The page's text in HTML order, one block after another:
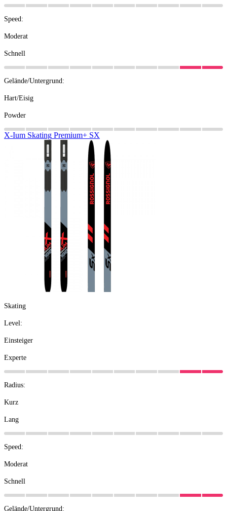
Speed:
Moderat
Schnell
Gelände/Untergrund:
Hart/Eisig
Powder
X-Ium Skating Premium+ SX
Skating
Level:
Einsteiger
Experte
Radius:
Kurz
Lang
Speed:
Moderat
Schnell
Gelände/Untergrund: